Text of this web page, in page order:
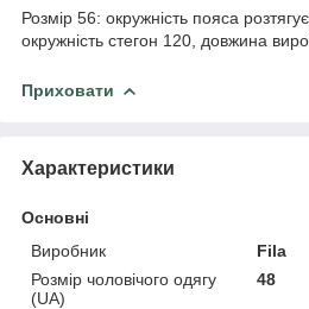
Розмір 56: окружність пояса
окружність стегон 120, довжина
Приховати
Характеристики
Основні
Виробник
Fila
Розмір чоловічого одягу
(UA)
48